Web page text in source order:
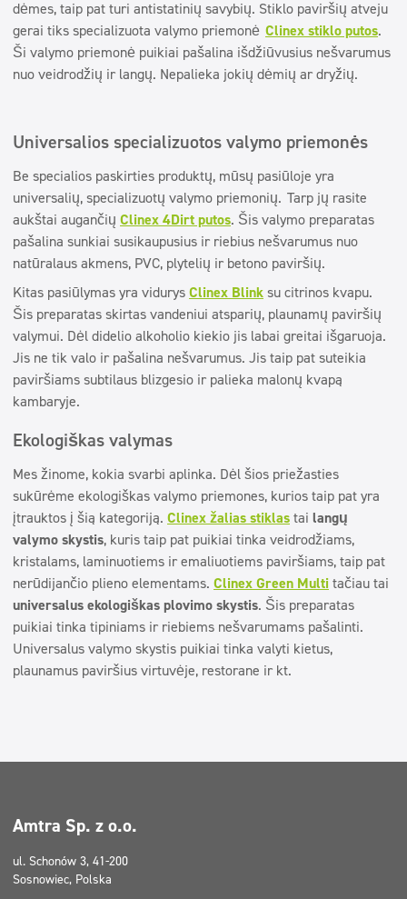
dėmes, taip pat turi antistatinių savybių. Stiklo paviršių atveju
gerai tiks specializuota valymo priemonė Clinex stiklo putos.
Ši valymo priemonė puikiai pašalina išdžiūvusius nešvarumus
nuo veidrodžių ir langų. Nepalieka jokių dėmių ar dryžių.
Universalios specializuotos valymo priemonės
Be specialios paskirties produktų, mūsų pasiūloje yra
universalių, specializuotų valymo priemonių. Tarp jų rasite
aukštai augančių Clinex 4Dirt putos. Šis valymo preparatas
pašalina sunkiai susikaupusius ir riebius nešvarumus nuo
natūralaus akmens, PVC, plytelių ir betono paviršių.
Kitas pasiūlymas yra vidurysClinex Blinksu citrinos kvapu.
Šis preparatas skirtas vandeniui atsparių, plaunamų paviršių
valymui. Dėl didelio alkoholio kiekio jis labai greitai išgaruoja.
Jis ne tik valo ir pašalina nešvarumus. Jis taip pat suteikia
paviršiams subtilaus blizgesio ir palieka malonų kvapą
kambaryje.
Ekologiškas valymas
Mes žinome, kokia svarbi aplinka. Dėl šios priežasties
sukūrėme ekologiškas valymo priemones, kurios taip pat yra
įtrauktos į šią kategoriją. Clinex žalias stiklastai langų
valymo skystis, kuris taip pat puikiai tinka veidrodžiams,
kristalams, laminuotiems ir emaliuotiems paviršiams, taip pat
nerūdijančio plieno elementams. Clinex Green Multitačiau tai
universalus ekologiškas plovimo skystis. Šis preparatas
puikiai tinka tipiniams ir riebiems nešvarumams pašalinti.
Universalus valymo skystis puikiai tinka valyti kietus,
plaunamus paviršius virtuvėje, restorane ir kt.
Amtra Sp. z o.o.
ul. Schonów 3, 41-200
Sosnowiec, Polska